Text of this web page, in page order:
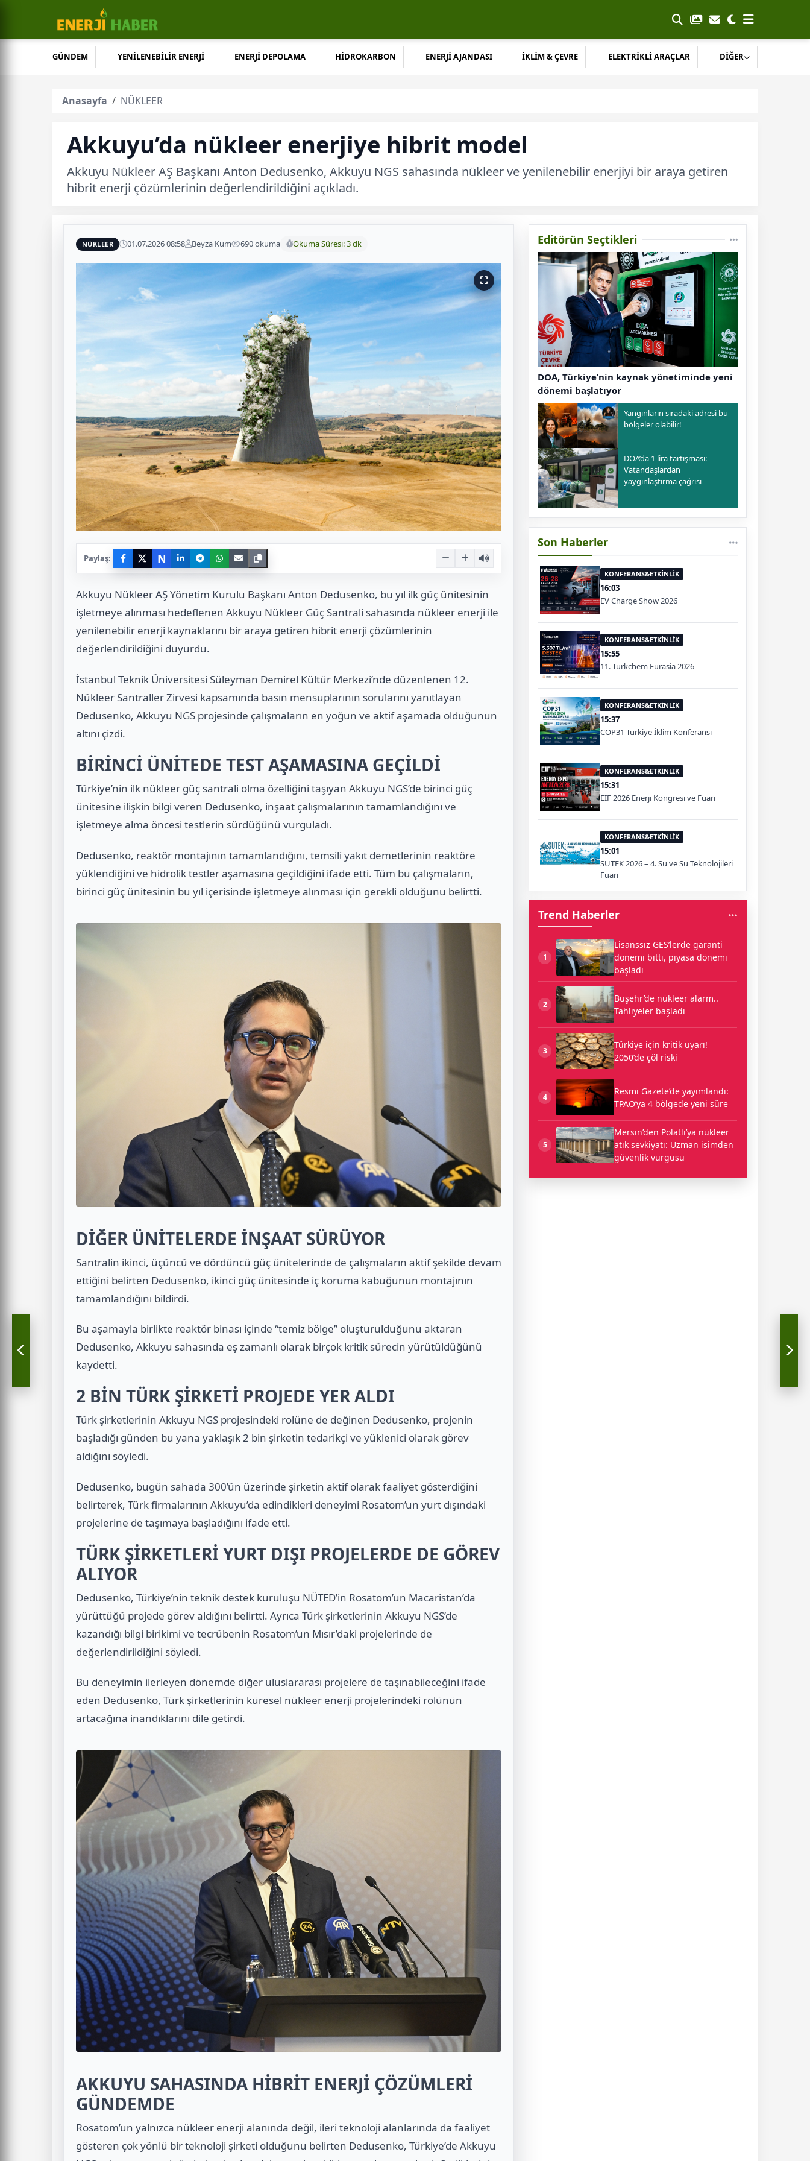
GÜNDEM YENİLENEBİLİR ENERJİ ENERJİ DEPOLAMA HİDROKARBON ENERJİ AJANDASI İKLİM & ÇEVRE ELEKTRİKLİ ARAÇLAR DİĞER
Anasayfa NÜKLEER
Akkuyu’da nükleer enerjiye hibrit model
Akkuyu Nükleer AŞ Başkanı Anton Dedusenko, Akkuyu NGS sahasında nükleer ve yenilenebilir enerjiyi bir araya getiren
hibrit enerji çözümlerinin değerlendirildiğini açıkladı.
NÜKLEER 01.07.2026 08:58 Beyza Kum 690 okuma Okuma Süresi: 3 dk
Paylaş: N
Akkuyu Nükleer AŞ Yönetim Kurulu Başkanı Anton Dedusenko, bu yıl ilk güç ünitesinin
işletmeye alınması hedeflenen Akkuyu Nükleer Güç Santrali sahasında nükleer enerji ile
yenilenebilir enerji kaynaklarını bir araya getiren hibrit enerji çözümlerinin
değerlendirildiğini duyurdu.
İstanbul Teknik Üniversitesi Süleyman Demirel Kültür Merkezi’nde düzenlenen 12.
Nükleer Santraller Zirvesi kapsamında basın mensuplarının sorularını yanıtlayan
Dedusenko, Akkuyu NGS projesinde çalışmaların en yoğun ve aktif aşamada olduğunun
altını çizdi.
BİRİNCİ ÜNİTEDE TEST AŞAMASINA GEÇİLDİ
Türkiye’nin ilk nükleer güç santrali olma özelliğini taşıyan Akkuyu NGS’de birinci güç
ünitesine ilişkin bilgi veren Dedusenko, inşaat çalışmalarının tamamlandığını ve
işletmeye alma öncesi testlerin sürdüğünü vurguladı.
Dedusenko, reaktör montajının tamamlandığını, temsili yakıt demetlerinin reaktöre
yüklendiğini ve hidrolik testler aşamasına geçildiğini ifade etti. Tüm bu çalışmaların,
birinci güç ünitesinin bu yıl içerisinde işletmeye alınması için gerekli olduğunu belirtti.
DİĞER ÜNİTELERDE İNŞAAT SÜRÜYOR
Santralin ikinci, üçüncü ve dördüncü güç ünitelerinde de çalışmaların aktif şekilde devam
ettiğini belirten Dedusenko, ikinci güç ünitesinde iç koruma kabuğunun montajının
tamamlandığını bildirdi.
Bu aşamayla birlikte reaktör binası içinde “temiz bölge” oluşturulduğunu aktaran
Dedusenko, Akkuyu sahasında eş zamanlı olarak birçok kritik sürecin yürütüldüğünü
kaydetti.
2 BİN TÜRK ŞİRKETİ PROJEDE YER ALDI
Türk şirketlerinin Akkuyu NGS projesindeki rolüne de değinen Dedusenko, projenin
başladığı günden bu yana yaklaşık 2 bin şirketin tedarikçi ve yüklenici olarak görev
aldığını söyledi.
Dedusenko, bugün sahada 300’ün üzerinde şirketin aktif olarak faaliyet gösterdiğini
belirterek, Türk firmalarının Akkuyu’da edindikleri deneyimi Rosatom’un yurt dışındaki
projelerine de taşımaya başladığını ifade etti.
TÜRK ŞİRKETLERİ YURT DIŞI PROJELERDE DE GÖREV
ALIYOR
Dedusenko, Türkiye’nin teknik destek kuruluşu NÜTED’in Rosatom’un Macaristan’da
yürüttüğü projede görev aldığını belirtti. Ayrıca Türk şirketlerinin Akkuyu NGS’de
kazandığı bilgi birikimi ve tecrübenin Rosatom’un Mısır’daki projelerinde de
değerlendirildiğini söyledi.
Bu deneyimin ilerleyen dönemde diğer uluslararası projelere de taşınabileceğini ifade
eden Dedusenko, Türk şirketlerinin küresel nükleer enerji projelerindeki rolünün
artacağına inandıklarını dile getirdi.
AKKUYU SAHASINDA HİBRİT ENERJİ ÇÖZÜMLERİ
GÜNDEMDE
Rosatom’un yalnızca nükleer enerji alanında değil, ileri teknoloji alanlarında da faaliyet
gösteren çok yönlü bir teknoloji şirketi olduğunu belirten Dedusenko, Türkiye’de Akkuyu
Editörün Seçtikleri
DOA, Türkiye’nin kaynak yönetiminde yeni
dönemi başlatıyor
Yangınların sıradaki adresi bu
bölgeler olabilir!
DOA’da 1 lira tartışması:
Vatandaşlardan
yaygınlaştırma çağrısı
Son Haberler
KONFERANS&ETKİNLİK
16:03
EV Charge Show 2026
KONFERANS&ETKİNLİK
15:55
11. Turkchem Eurasia 2026
KONFERANS&ETKİNLİK
15:37
COP31 Türkiye İklim Konferansı
KONFERANS&ETKİNLİK
15:31
EIF 2026 Enerji Kongresi ve Fuarı
KONFERANS&ETKİNLİK
15:01
SUTEK 2026 – 4. Su ve Su Teknolojileri
Fuarı
Trend Haberler
1
Lisanssız GES’lerde garanti
dönemi bitti, piyasa dönemi
başladı
2
Buşehr’de nükleer alarm..
Tahliyeler başladı
3
Türkiye için kritik uyarı!
2050’de çöl riski
4
Resmi Gazete’de yayımlandı:
TPAO’ya 4 bölgede yeni süre
5
Mersin’den Polatlı’ya nükleer
atık sevkiyatı: Uzman isimden
güvenlik vurgusu